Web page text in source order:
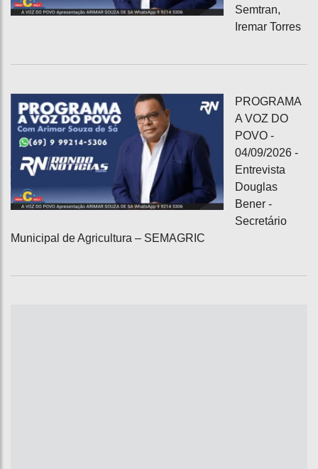
Semtran,
Iremar Torres
PROGRAMA
A VOZ DO
POVO -
04/09/2026 -
Entrevista
Douglas
Bener -
Secretário
Municipal de Agricultura – SEMAGRIC